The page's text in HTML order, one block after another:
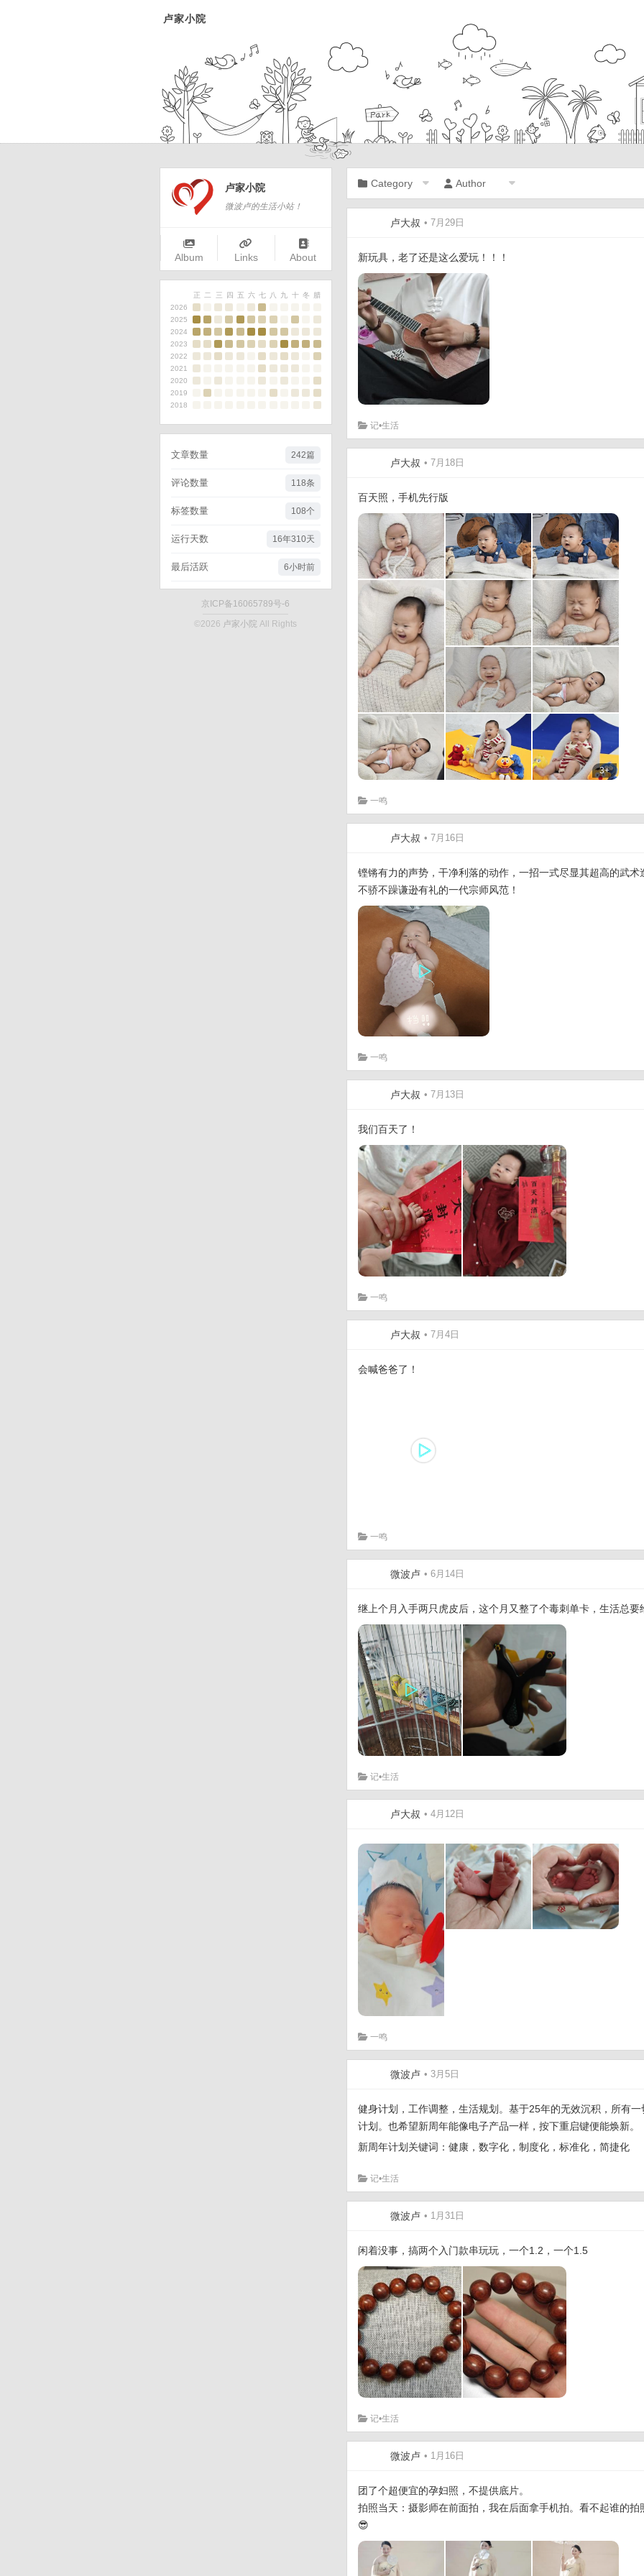
卢家小院
卢家小院
微波卢的生活小站！
Album Links About
正 二 三 四 五 六 七 八 九 十 冬
腊
2026
2025
2024
2023
2022
2021
2020
2019
2018
文章数量 242篇
评论数量 118条
标签数量 108个
运行天数 16年310天
最后活跃 6小时前
京ICP备16065789号-6
©2026 卢家小院All Rights
Category Author
卢大叔 • 7月29日
新玩具，老了还是这么爱玩！！！
记•生活
卢大叔 • 7月18日
百天照，手机先行版
3+
一鸣
卢大叔 • 7月16日
铿锵有力的声势，干净利落的动作，一招一式尽显其超高的武
不骄不躁谦逊有礼的一代宗师风范！
一鸣
卢大叔 • 7月13日
我们百天了！
一鸣
卢大叔 • 7月4日
会喊爸爸了！
一鸣
微波卢 • 6月14日
继上个月入手两只虎皮后，这个月又整了个毒刺单卡，生活总要
记•生活
卢大叔 • 4月12日
一鸣
微波卢 • 3月5日
健身计划，工作调整，生活规划。基于25年的无效沉积，所有
计划。也希望新周年能像电子产品一样，按下重启键便能焕新。
新周年计划关键词：健康，数字化，制度化，标准化，简捷化
记•生活
微波卢 • 1月31日
闲着没事，搞两个入门款串玩玩，一个1.2，一个1.5
记•生活
微波卢 • 1月16日
团了个超便宜的孕妇照，不提供底片。
拍照当天：摄影师在前面拍，我在后面拿手机拍。看不起谁的
😎